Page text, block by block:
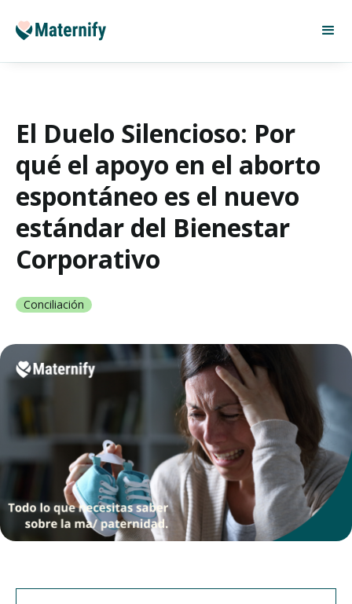
El Duelo Silencioso: Por
qué el apoyo en el aborto
espontáneo es el nuevo
estándar del Bienestar
Corporativo
Conciliación